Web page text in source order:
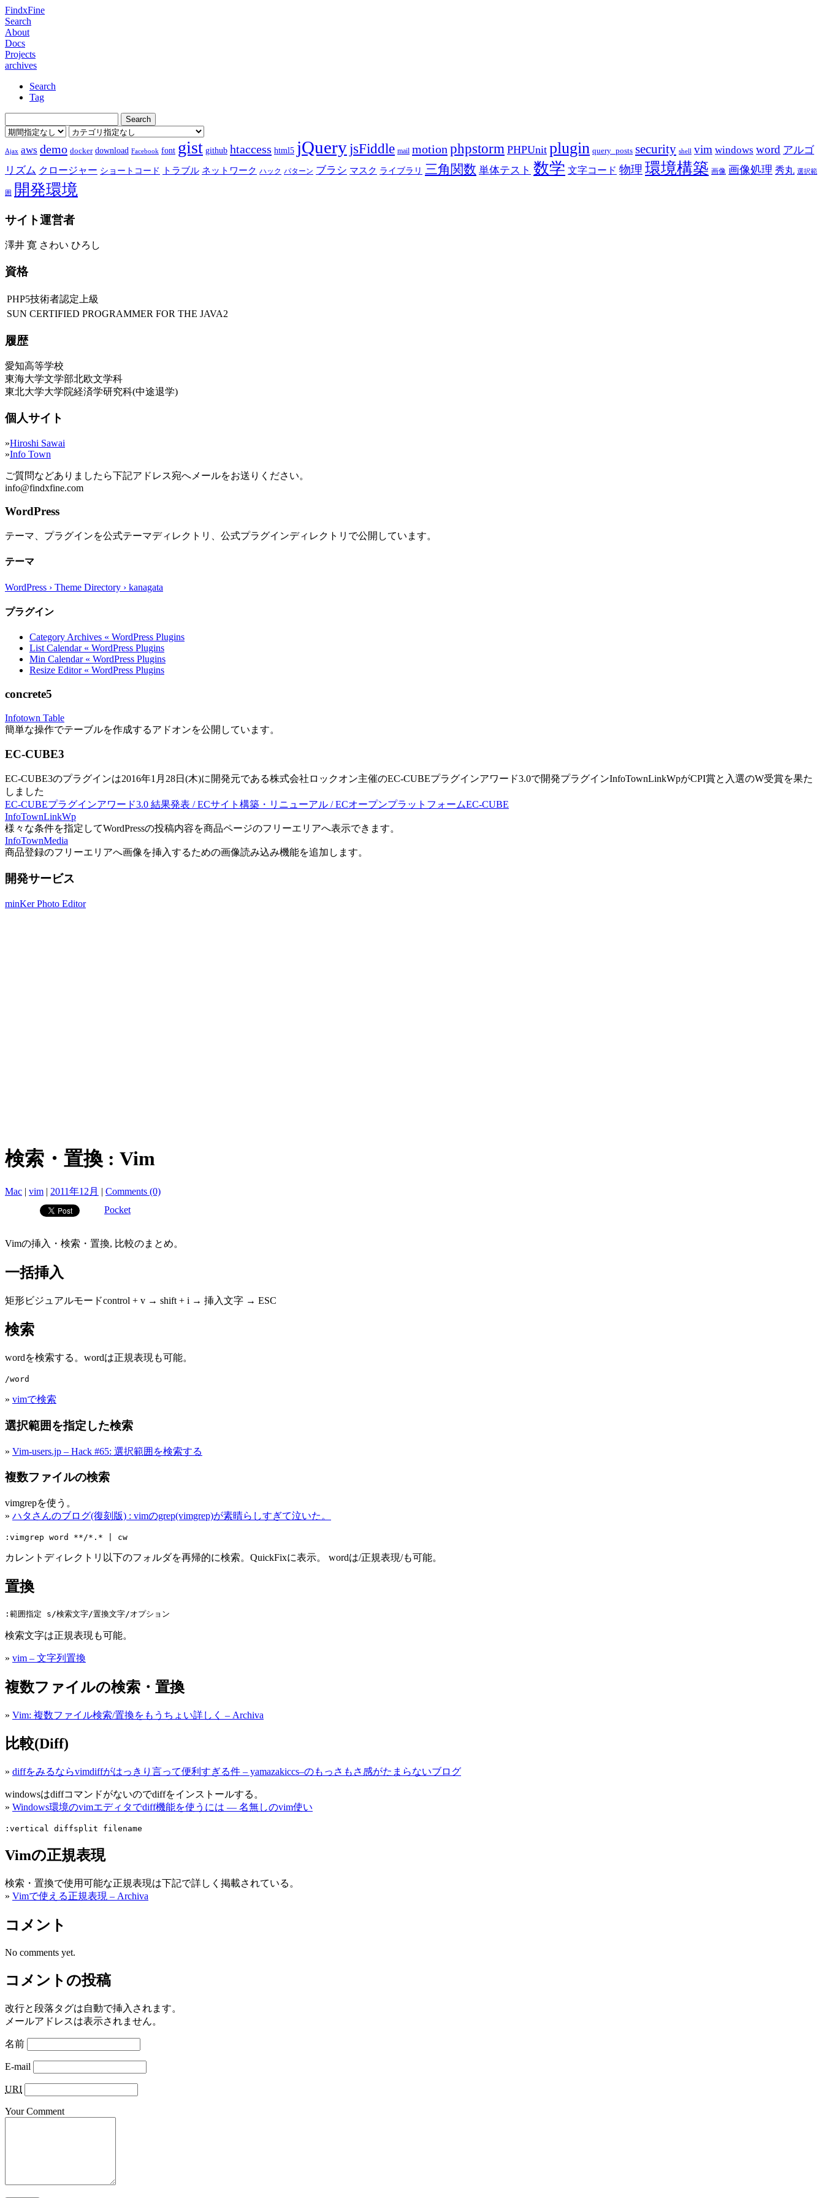
FindxFine
Search
About
Docs
Projects
archives
Search
Tag
Ajax aws demo docker download Facebook font gist github htaccess html5 jQuery jsFiddle mail motion phpstorm PHPUnit plugin query_posts security shell vim windows word アルゴ
リズム クロージャー ショートコード トラブル ネットワーク ハック パターン ブラシ マスク ライブラリ 三角関数 単体テスト 数学 文字コード 物理 環境構築 画像 画像処理 秀丸 選択範
囲 開発環境
サイト運営者
澤井 寛 さわい ひろし
資格
PHP5技術者認定上級
SUN CERTIFIED PROGRAMMER FOR THE JAVA2
履歴
愛知高等学校
東海大学文学部北欧文学科
東北大学大学院経済学研究科(中途退学)
個人サイト
»Hiroshi Sawai
»Info Town
ご質問などありましたら下記アドレス宛へメールをお送りください。
info@findxfine.com
WordPress
テーマ、プラグインを公式テーマディレクトリ、公式プラグインディレクトリで公開しています。
テーマ
WordPress › Theme Directory › kanagata
プラグイン
Category Archives « WordPress Plugins
List Calendar « WordPress Plugins
Min Calendar « WordPress Plugins
Resize Editor « WordPress Plugins
concrete5
Infotown Table
簡単な操作でテーブルを作成するアドオンを公開しています。
EC-CUBE3
EC-CUBE3のプラグインは2016年1月28日(木)に開発元である株式会社ロックオン主催のEC-CUBEプラグインアワード3.0で開発プラグインInfoTownLinkWpがCPI賞と入選のW受賞を果た
しました
EC-CUBEプラグインアワード3.0 結果発表 / ECサイト構築・リニューアル / ECオープンプラットフォームEC-CUBE
InfoTownLinkWp
様々な条件を指定してWordPressの投稿内容を商品ページのフリーエリアへ表示できます。
InfoTownMedia
商品登録のフリーエリアへ画像を挿入するための画像読み込み機能を追加します。
開発サービス
minKer Photo Editor
検索・置換 : Vim
Mac | vim | 2011年12月 | Comments (0)
Pocket
Vimの挿入・検索・置換, 比較のまとめ。
一括挿入
矩形ビジュアルモードcontrol + v → shift + i → 挿入文字 → ESC
検索
wordを検索する。wordは正規表現も可能。
/word
» vimで検索
選択範囲を指定した検索
» Vim-users.jp – Hack #65: 選択範囲を検索する
複数ファイルの検索
vimgrepを使う。
» ハタさんのブログ(復刻版) : vimのgrep(vimgrep)が素晴らしすぎて泣いた。
:vimgrep word **/*.* | cw
カレントディレクトリ以下のフォルダを再帰的に検索。QuickFixに表示。 wordは/正規表現/も可能。
置換
:範囲指定 s/検索文字/置換文字/オプション
検索文字は正規表現も可能。
» vim – 文字列置換
複数ファイルの検索・置換
» Vim: 複数ファイル検索/置換をもうちょい詳しく – Archiva
比較(Diff)
» diffをみるならvimdiffがはっきり言って便利すぎる件 – yamazakiccs–のもっさもさ感がたまらないブログ
windowsはdiffコマンドがないのでdiffをインストールする。
» Windows環境のvimエディタでdiff機能を使うには — 名無しのvim使い
:vertical diffsplit filename
Vimの正規表現
検索・置換で使用可能な正規表現は下記で詳しく掲載されている。
» Vimで使える正規表現 – Archiva
コメント
No comments yet.
コメントの投稿
改行と段落タグは自動で挿入されます。
メールアドレスは表示されません。
名前
E-mail
URI
Your Comment